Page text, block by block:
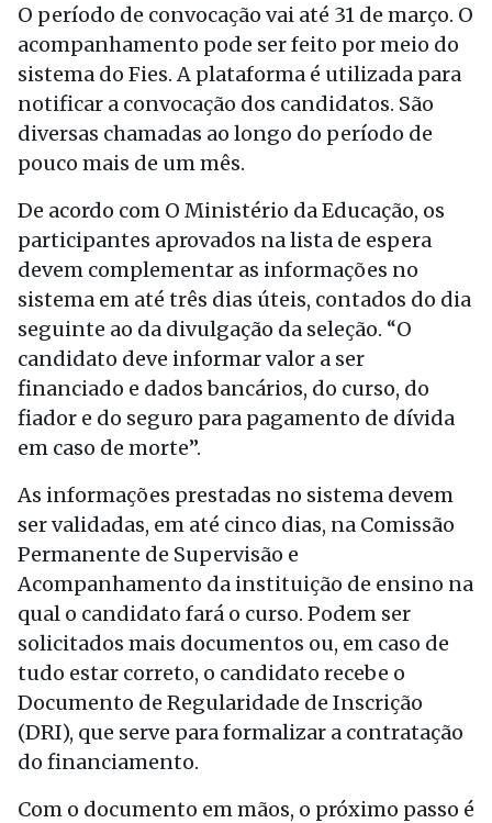
O período de convocação vai até 31 de março. O
acompanhamento pode ser feito por meio do
sistema do Fies. A plataforma é utilizada para
notificar a convocação dos candidatos. São
diversas chamadas ao longo do período de
pouco mais de um mês.
De acordo com O Ministério da Educação, os
participantes aprovados na lista de espera
devem complementar as informações no
sistema em até três dias úteis, contados do dia
seguinte ao da divulgação da seleção. “O
candidato deve informar valor a ser
financiado e dados bancários, do curso, do
fiador e do seguro para pagamento de dívida
em caso de morte”.
As informações prestadas no sistema devem
ser validadas, em até cinco dias, na Comissão
Permanente de Supervisão e
Acompanhamento da instituição de ensino na
qual o candidato fará o curso. Podem ser
solicitados mais documentos ou, em caso de
tudo estar correto, o candidato recebe o
Documento de Regularidade de Inscrição
(DRI), que serve para formalizar a contratação
do financiamento.
Com o documento em mãos, o próximo passo é